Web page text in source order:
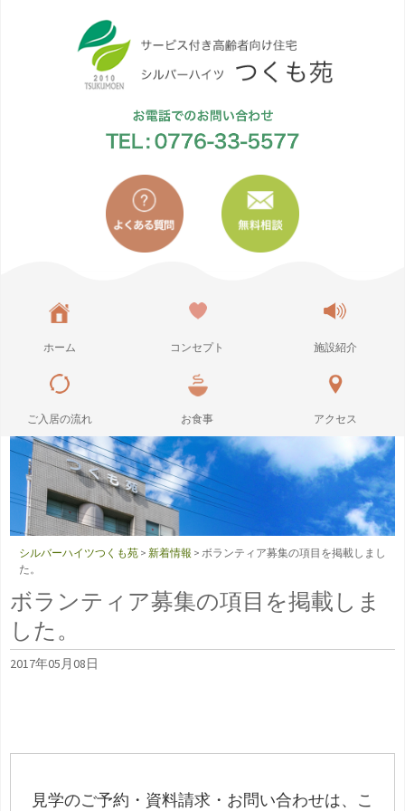
へ
ス
ッ
プ
ホーム コンセプト 施設紹介
ご入居の流れ お食事 アクセス
シルバーハイツつくも苑 > 新着情報 > ボランティア募集の項目を掲載しまし
た。
ボランティア募集の項目を掲載しま
した。
2017年05月08日
見学のご予約・資料請求・お問い合わせは、こ